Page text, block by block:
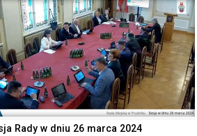
Rady w dniu 26 marca 2024